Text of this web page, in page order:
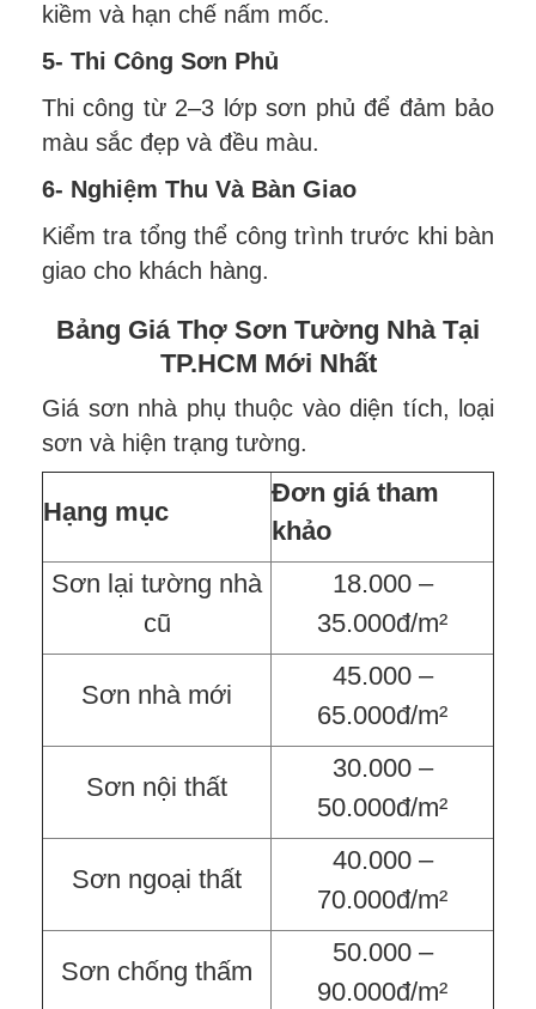
kiềm và hạn chế nấm mốc.
5- Thi Công Sơn Phủ
Thi công từ 2–3 lớp sơn phủ để đảm bảo
màu sắc đẹp và đều màu.
6- Nghiệm Thu Và Bàn Giao
Kiểm tra tổng thể công trình trước khi bàn
giao cho khách hàng.
Bảng Giá Thợ Sơn Tường Nhà Tại
TP.HCM Mới Nhất
Giá sơn nhà phụ thuộc vào diện tích, loại
sơn và hiện trạng tường.
Hạng mục
Đơn giá tham
khảo
Sơn lại tường nhà
cũ
18.000 –
35.000đ/m²
Sơn nhà mới
45.000 –
65.000đ/m²
Sơn nội thất
30.000 –
50.000đ/m²
Sơn ngoại thất
40.000 –
70.000đ/m²
Sơn chống thấm
50.000 –
90.000đ/m²